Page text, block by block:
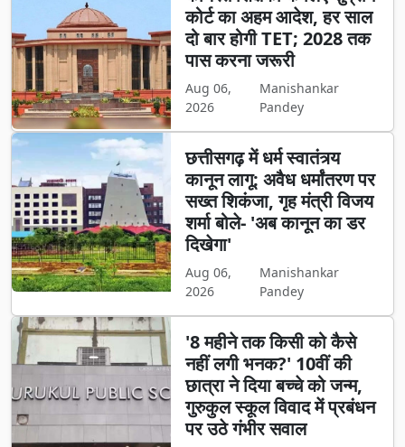
कोर्ट का अहम आदेश, हर साल
दो बार होगी TET; 2028 तक
पास करना जरूरी
Aug 06,
2026
Manishankar
Pandey
छत्तीसगढ़ में धर्म स्वातंत्र्य
कानून लागू: अवैध धर्मांतरण पर
सख्त शिकंजा, गृह मंत्री विजय
शर्मा बोले- 'अब कानून का डर
दिखेगा'
Aug 06,
2026
Manishankar
Pandey
'8 महीने तक किसी को कैसे
नहीं लगी भनक?' 10वीं की
छात्रा ने दिया बच्चे को जन्म,
गुरुकुल स्कूल विवाद में प्रबंधन
पर उठे गंभीर सवाल